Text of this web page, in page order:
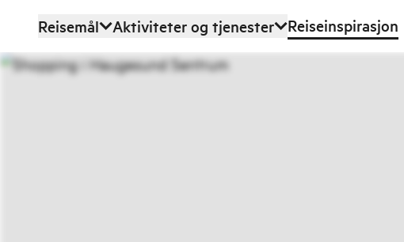
Hopp til hovedinnhold
Reisemål Aktiviteter og tjenester Reiseinspirasjon